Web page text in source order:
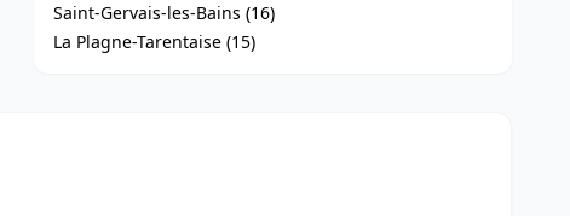
Saint-Gervais-les-Bains (16)
La Plagne-Tarentaise (15)